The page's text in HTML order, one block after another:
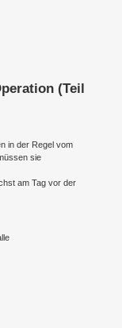
(Teil
in der Regel vom
sie
am Tag vor der